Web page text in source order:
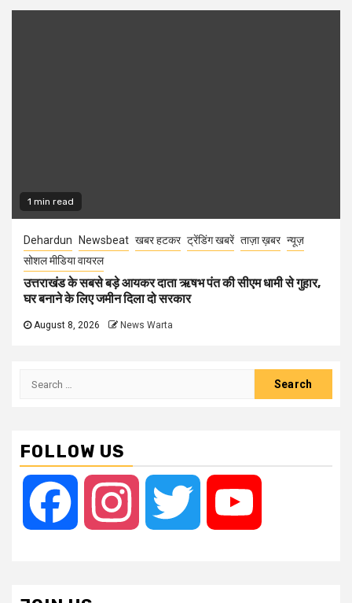
1 min read
Dehardun Newsbeat खबर हटकर ट्रेंडिंग खबरें ताज़ा ख़बर न्यूज़
सोशल मीडिया वायरल
उत्तराखंड के सबसे बड़े आयकर दाता ऋषभ पंत की सीएम धामी से गुहार,
घर बनाने के लिए जमीन दिला दो सरकार
August 8, 2026 News Warta
Search
FOLLOW US
Facebook Instagram Twitter